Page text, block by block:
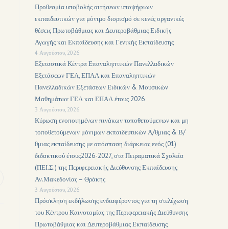
Προθεσμία υποβολής αιτήσεων υποψήφιων
εκπαιδευτικών για μόνιμο διορισμό σε κενές οργανικές
θέσεις Πρωτοβάθμιας και Δευτεροβάθμιας Ειδικής
Αγωγής και Εκπαίδευσης και Γενικής Εκπαίδευσης
4 Αυγούστου, 2026
Εξεταστικά Κέντρα Επαναληπτικών Πανελλαδικών
Εξετάσεων ΓΕΛ, ΕΠΑΛ και Επαναληπτικών
Πανελλαδικών Εξετάσεων Ειδικών & Μουσικών
Μαθημάτων ΓΕΛ και ΕΠΑΛ έτους 2026
3 Αυγούστου, 2026
Κύρωση ενοποιημένων πινάκων τοποθετούμενων και μη
τοποθετούμενων μόνιμων εκπαιδευτικών Α/θμιας & Β/
θμιας εκπαίδευσης με απόσπαση διάρκειας ενός (01)
διδακτικού έτους2026-2027, στα Πειραματικά Σχολεία
(ΠΕΙ.Σ.) της Περιφερειακής Διεύθυνσης Εκπαίδευσης
Αν.Μακεδονίας – Θράκης
3 Αυγούστου, 2026
Πρόσκληση εκδήλωσης ενδιαφέροντος για τη στελέχωση
του Κέντρου Καινοτομίας της Περιφερειακής Διεύθυνσης
Πρωτοβάθμιας και Δευτεροβάθμιας Εκπαίδευσης